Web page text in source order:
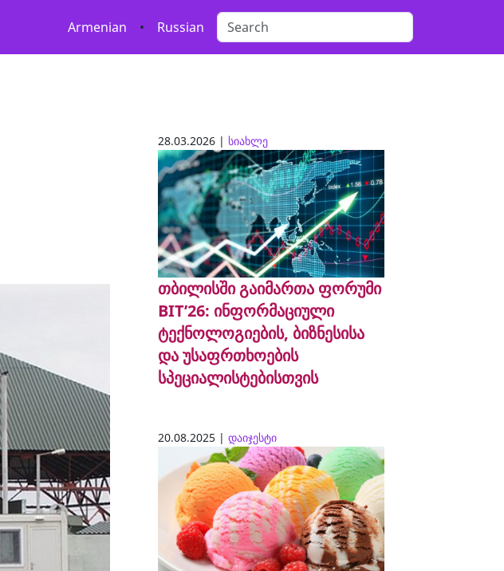
Armenian • Russian
28.03.2026 | სიახლე
თბილისში გაიმართა ფორუმი
BIT’26: ინფორმაციული
ტექნოლოგიების, ბიზნესისა
და უსაფრთხოების
სპეციალისტებისთვის
20.08.2025 | დაიჯესტი